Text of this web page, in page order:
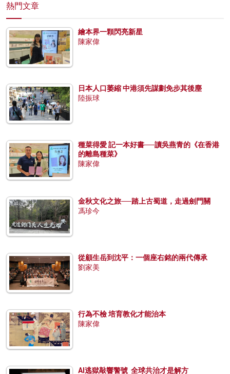
熱門文章
繪本界一顆閃亮新星
陳家偉
日本人口萎縮 中港須先謀劃免步其後塵
陸振球
種菜得愛 記一本好書──讀吳燕青的《在香港
的離島種菜》
陳家偉
金秋文化之旅──踏上古蜀道，走過劍門關
馮珍今
從顧生岳到沈平：一個座右銘的兩代傳承
劉家美
行為不檢 培育教化才能治本
陳家偉
AI逃獄敲響警號 全球共治才是解方